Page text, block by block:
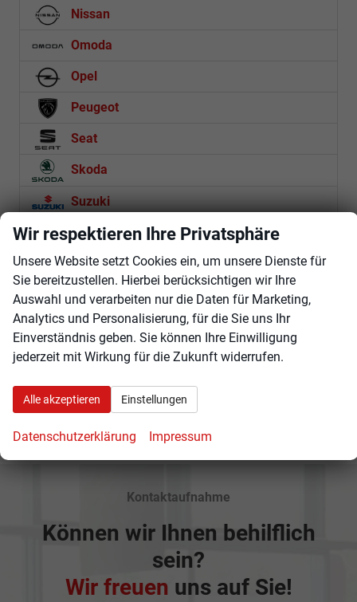
Nissan
Omoda
Opel
Peugeot
Seat
Skoda
Suzuki
Toyota
Volkswagen
Volvo
Rückruf anfordern
Anmelden
Kontaktaufnahme
Können wir Ihnen behilflich
sein?
Wir freuen uns auf Sie!
Wir respektieren Ihre Privatsphäre
Unsere Website setzt Cookies ein, um unsere Dienste für
Sie bereitzustellen. Hierbei berücksichtigen wir Ihre
Auswahl und verarbeiten nur die Daten für Marketing,
Analytics und Personalisierung, für die Sie uns Ihr
Einverständnis geben. Sie können Ihre Einwilligung
jederzeit mit Wirkung für die Zukunft widerrufen.
Alle akzeptieren Einstellungen
Datenschutzerklärung Impressum